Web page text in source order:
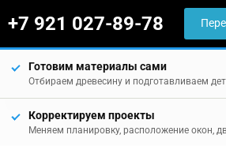
+7 921 027-89-78
Готовим материалы сами
Отбираем древесину и подготавливаем
Корректируем проекты
Меняем планировку, расположение окон,